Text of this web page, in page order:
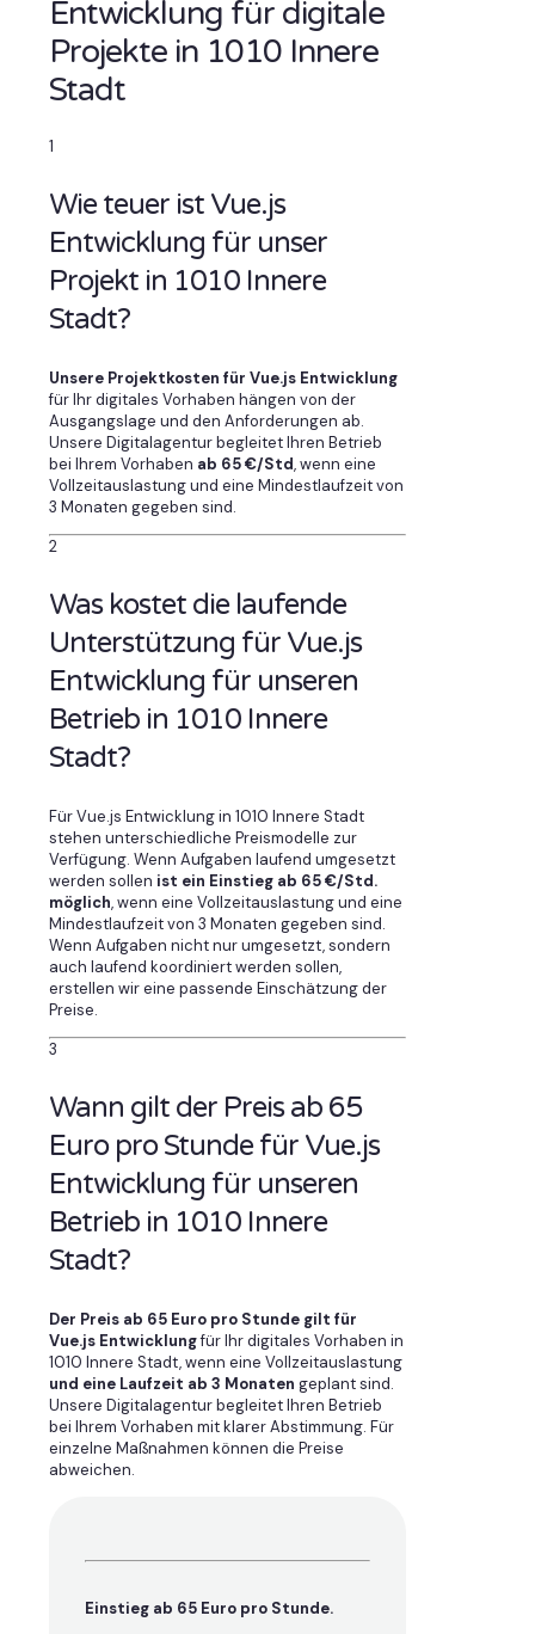
Entwicklung für digitale
Projekte in 1010 Innere
Stadt
1
Wie teuer ist Vue.js
Entwicklung für unser
Projekt in 1010 Innere
Stadt?
Unsere Projektkosten für Vue.js Entwicklung
für Ihr digitales Vorhaben hängen von der
Ausgangslage und den Anforderungen ab.
Unsere Digitalagentur begleitet Ihren Betrieb
bei Ihrem Vorhaben ab 65 €/Std, wenn eine
Vollzeitauslastung und eine Mindestlaufzeit von
3 Monaten gegeben sind.
2
Was kostet die laufende
Unterstützung für Vue.js
Entwicklung für unseren
Betrieb in 1010 Innere
Stadt?
Für Vue.js Entwicklung in 1010 Innere Stadt
stehen unterschiedliche Preismodelle zur
Verfügung. Wenn Aufgaben laufend umgesetzt
werden sollen ist ein Einstieg ab 65 €/Std.
möglich, wenn eine Vollzeitauslastung und eine
Mindestlaufzeit von 3 Monaten gegeben sind.
Wenn Aufgaben nicht nur umgesetzt, sondern
auch laufend koordiniert werden sollen,
erstellen wir eine passende Einschätzung der
Preise.
3
Wann gilt der Preis ab 65
Euro pro Stunde für Vue.js
Entwicklung für unseren
Betrieb in 1010 Innere
Stadt?
Der Preis ab 65 Euro pro Stunde gilt für
Vue.js Entwicklungfür Ihr digitales Vorhaben in
1010 Innere Stadt, wenn eine Vollzeitauslastung
und eine Laufzeit ab 3 Monaten geplant sind.
Unsere Digitalagentur begleitet Ihren Betrieb
bei Ihrem Vorhaben mit klarer Abstimmung. Für
einzelne Maßnahmen können die Preise
abweichen.
Einstieg ab 65 Euro pro Stunde.